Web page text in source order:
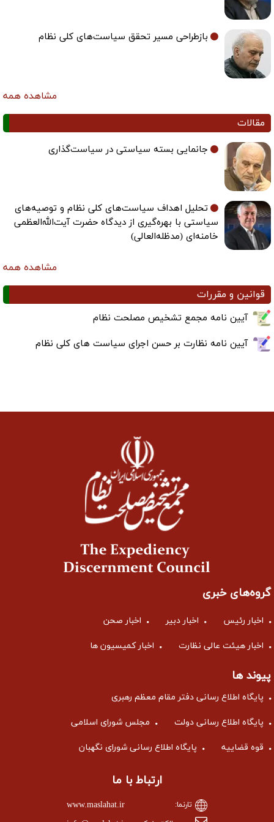
بازطراحی مسیر تحقق سیاست‌های کلی نظام
مشاهده همه
مقالات
جانمایی بسته سیاستی در سیاست‌گذاری
تحلیل اهداف سیاست‌های کلی نظام و توصیه‌های
سیاستی با بهره‌گیری از دیدگاه حضرت آیت‌الله‌العظمی
خامنه‌ای (مدظله‌العالی)
مشاهده همه
قوانین و مقررات
آیین نامه مجمع تشخیص مصلحت نظام
آیین نامه نظارت بر حسن اجرای سیاست های کلی نظام
گروه‌های خبری
اخبار رئیس اخبار دبیر اخبار صحن
اخبار هیئت عالی نظارت اخبار کمیسیون ها
پیوند ها
پایگاه اطلاع رسانی دفتر مقام معظم رهبری
پایگاه اطلاع رسانی دولت مجلس شورای اسلامی
قوه قضاییه پایگاه اطلاع رسانی شورای نگهبان
ارتباط با ما
تارنما: www.maslahat.ir